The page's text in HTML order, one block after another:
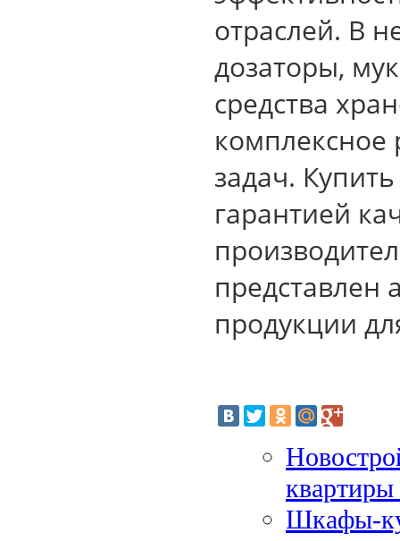
отраслей. В
дозаторы,
средства
комплексное
задач.
гарантией
представлен
продукции
квартиры
Шкафы-